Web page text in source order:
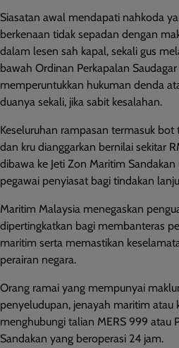
Siasatan awal mendapati nahkoda
berkenaan tidak sepadan dengan
dalam lesen sah kapal, sekali gus
bawah Ordinan Perkapalan
memperuntukkan hukuman denda
duanya sekali, jika sabit kesalahan.
Keseluruhan rampasan termasuk
dan kru dianggarkan bernilai sekitar
dibawa ke Jeti Zon Maritim
pegawai penyiasat bagi tindakan
Maritim Malaysia menegaskan
dipertingkatkan bagi membanteras
maritim serta memastikan
perairan negara.
Orang ramai yang mempunyai
penyeludupan, jenayah maritim atau
menghubungi talian MERS 999 atau
Sandakan yang beroperasi 24 jam.